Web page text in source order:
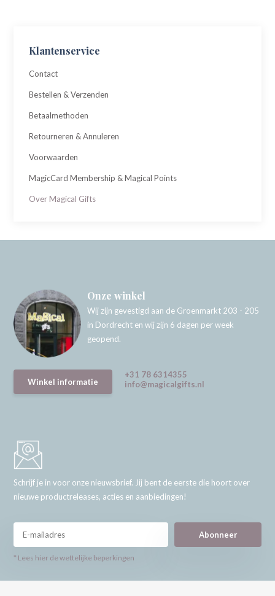
Klantenservice
Contact
Bestellen & Verzenden
Betaalmethoden
Retourneren & Annuleren
Voorwaarden
MagicCard Membership & Magical Points
Over Magical Gifts
Onze winkel
Wij zijn gevestigd aan de Groenmarkt 203 - 205
in Dordrecht en wij zijn 6 dagen per week
geopend.
Winkel informatie
+31 78 6314355
info@magicalgifts.nl
Schrijf je in voor onze nieuwsbrief. Jij bent de eerste die hoort over
nieuwe productreleases, acties en aanbiedingen!
Abonneer
* Lees hier de wettelijke beperkingen